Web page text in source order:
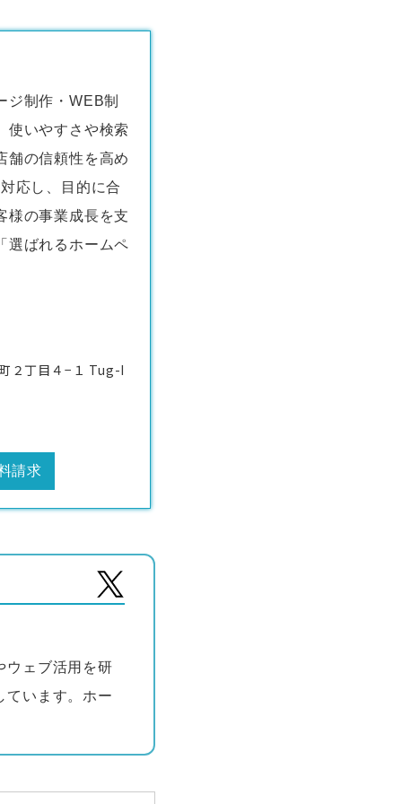
ジ制作・WEB制
使いやすさや検索
舗の信頼性を高め
応し、目的に合
様の事業成長を支
選ばれるホームペ
２丁目４−１ Tug-I
請求
ウェブ活用を研
ています。ホー